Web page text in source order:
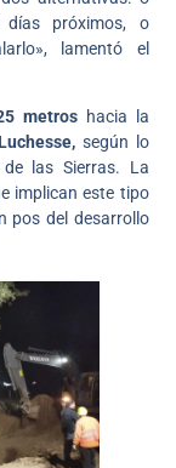
próximos, o
lamentó el
metros hacia la
según lo
las Sierras. La
implican este tipo
pos del desarrollo